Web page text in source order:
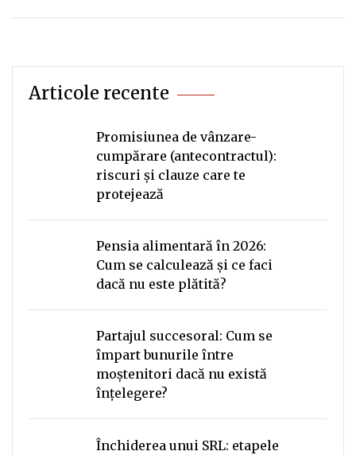
Articole recente
Promisiunea de vânzare-
cumpărare (antecontractul):
riscuri și clauze care te
protejează
Pensia alimentară în 2026:
Cum se calculează și ce faci
dacă nu este plătită?
Partajul succesoral: Cum se
împart bunurile între
moștenitori dacă nu există
înțelegere?
Închiderea unui SRL: etapele